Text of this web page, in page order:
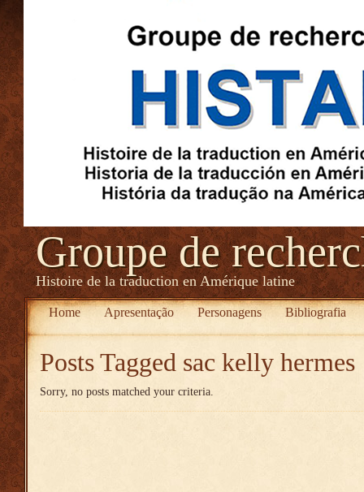
Groupe de
Histoire de la traduction en Amérique latine
Home Apresentação Personagens Bibliografia
Posts Tagged sac kelly hermes
Sorry, no posts matched your criteria.